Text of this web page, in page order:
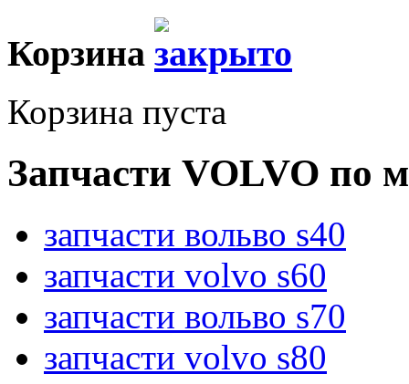
Корзина
Корзина пуста
Запчасти VOLVO по
запчасти вольво s40
запчасти volvo s60
запчасти вольво s70
запчасти volvo s80